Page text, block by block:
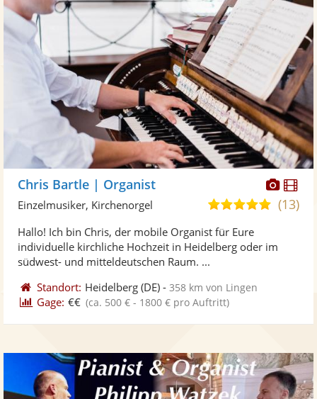
Chris Bartle | Organist
5,0(13)
Einzelmusiker, Kirchenorgel
Hallo! Ich bin Chris, der mobile Organist für Eure
individuelle kirchliche Hochzeit in Heidelberg oder im
südwest- und mitteldeutschen Raum. ...
Standort: Heidelberg (DE) -358 km von Lingen
Gage: €€ (ca. 500 € - 1800 € pro Auftritt)